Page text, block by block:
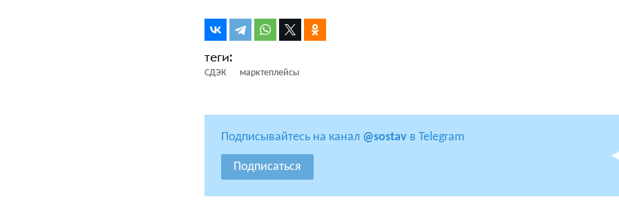
СДЭК марктеплейсы
Подписывайтесь на канал @sostav в Telegram
Подписаться